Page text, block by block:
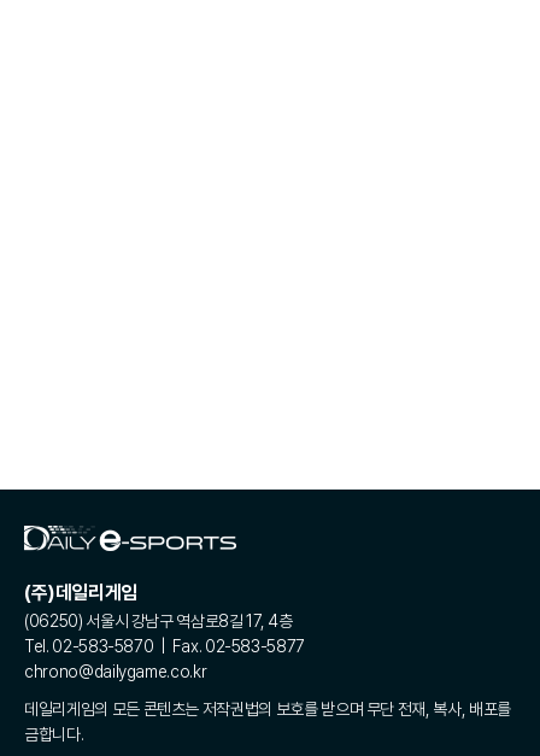
(주)데일리게임
(06250) 서울시 강남구 역삼로8길 17, 4층
Tel. 02-583-5870 | Fax. 02-583-5877
chrono@dailygame.co.kr
데일리게임의 모든 콘텐츠는 저작권법의 보호를 받으며 무단 전재, 복사, 배포를
금합니다.